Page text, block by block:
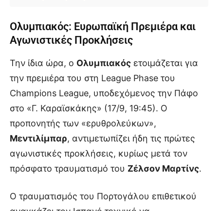
Ολυμπιακός: Ευρωπαϊκή Πρεμιέρα και
Αγωνιστικές Προκλήσεις
Την ίδια ώρα, ο Ολυμπιακός ετοιμάζεται για
την πρεμιέρα του στη League Phase του
Champions League, υποδεχόμενος την Πάφο
στο «Γ. Καραϊσκάκης» (17/9, 19:45). Ο
προπονητής των «ερυθρολεύκων»,
Μεντιλίμπαρ, αντιμετωπίζει ήδη τις πρώτες
αγωνιστικές προκλήσεις, κυρίως μετά τον
πρόσφατο τραυματισμό του Ζέλσον Μαρτίνς.
Ο τραυματισμός του Πορτογάλου επιθετικού